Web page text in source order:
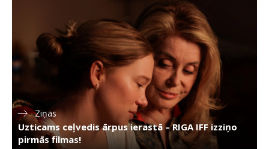
Ziņas
Uzticams ceļvedis ārpus ierastā – RIGA IFF izziņo
pirmās filmas!